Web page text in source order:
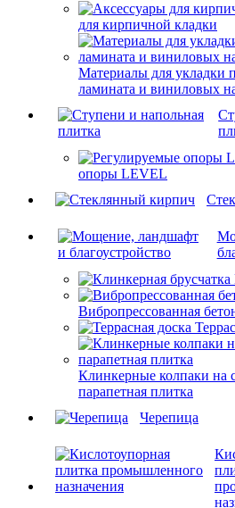
для кирпичной кладки
Материалы для укладки
ламината и виниловых
опоры LEVEL
Вибропрессованная
Клинкерные колпаки на
парапетная плитка
Черепица